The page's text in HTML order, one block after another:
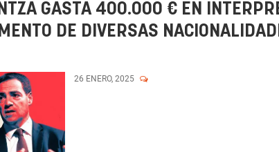
GASTA 400.000 € EN
DE DIVERSAS
26 ENERO, 2025